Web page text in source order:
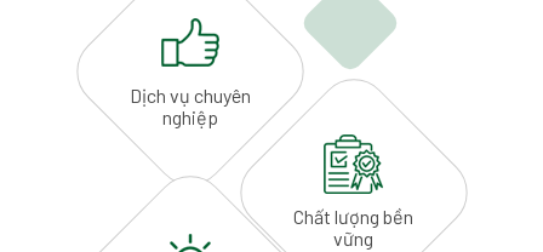
Dịch vụ chuyên
nghiệp
Chất lượng bền
vững